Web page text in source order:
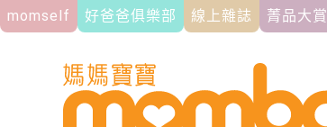
momself 好爸爸俱樂部 線上雜誌 菁品大賞